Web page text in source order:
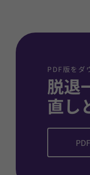
PDF版をダ
脱退
直し